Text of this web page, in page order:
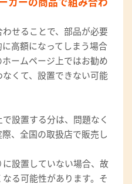
せることで、部品が必要
高額になってしまう場合
ームページ上ではお勧め
くて、設置できない可能
設置する分は、問題なく
、全国の取扱店で販売し
設置していない場合、故
る可能性があります。そ